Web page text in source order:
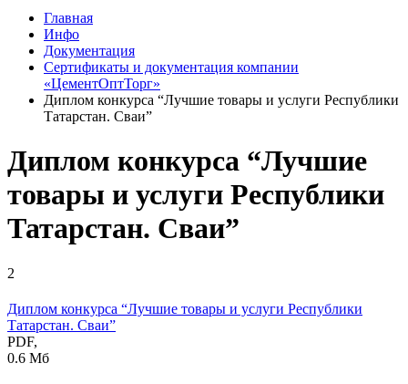
Главная
Инфо
Документация
Сертификаты и документация компании
«ЦементОптТорг»
Диплом конкурса “Лучшие товары и услуги Республики
Татарстан. Сваи”
Диплом конкурса “Лучшие
товары и услуги Республики
Татарстан. Сваи”
2
Диплом конкурса “Лучшие товары и услуги Республики
Татарстан. Сваи”
PDF,
0.6 Мб